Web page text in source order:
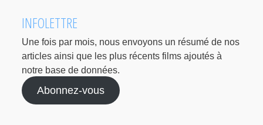
INFOLETTRE
Une fois par mois, nous envoyons un résumé de nos
articles ainsi que les plus récents films ajoutés à
notre base de données.
Abonnez-vous